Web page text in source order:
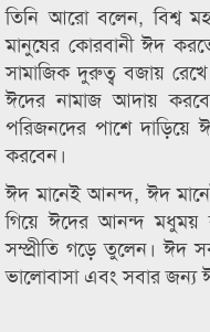
তিনি আরো বলেন, বিশ্ব
মানুষের কোরবানী ঈদ
সামাজিক দুরুত্ব বজায়
ঈদের নামাজ আদায়
পরিজনদের পাশে দাড়িয়ে
করবেন।
ঈদ মানেই আনন্দ, ঈদ
গিয়ে ঈদের আনন্দ মধুময়
সম্প্রীতি গড়ে তুলেন। ঈদ
ভালোবাসা এবং সবার জন্য